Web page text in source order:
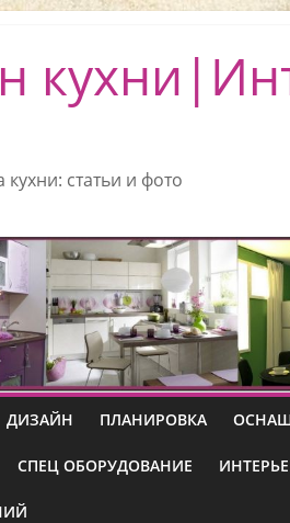
статьи и фото
ДИЗАЙН ПЛАНИРОВКА
СПЕЦ ОБОРУДОВАНИЕ